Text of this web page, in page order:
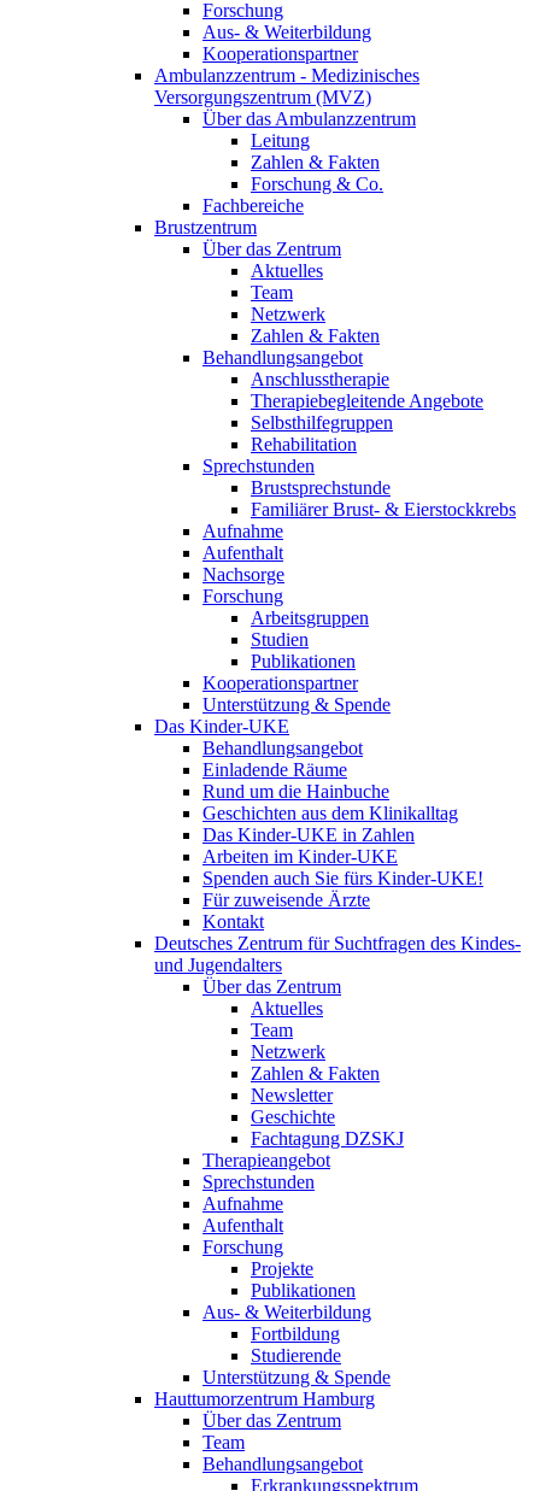
Forschung
Aus- & Weiterbildung
Kooperationspartner
Ambulanzzentrum - Medizinisches
Versorgungszentrum (MVZ)
Über das Ambulanzzentrum
Leitung
Zahlen & Fakten
Forschung & Co.
Fachbereiche
Brustzentrum
Über das Zentrum
Aktuelles
Team
Netzwerk
Zahlen & Fakten
Behandlungsangebot
Anschlusstherapie
Therapiebegleitende Angebote
Selbsthilfegruppen
Rehabilitation
Sprechstunden
Brustsprechstunde
Familiärer Brust- & Eierstockkrebs
Aufnahme
Aufenthalt
Nachsorge
Forschung
Arbeitsgruppen
Studien
Publikationen
Kooperationspartner
Unterstützung & Spende
Das Kinder-UKE
Behandlungsangebot
Einladende Räume
Rund um die Hainbuche
Geschichten aus dem Klinikalltag
Das Kinder-UKE in Zahlen
Arbeiten im Kinder-UKE
Spenden auch Sie fürs Kinder-UKE!
Für zuweisende Ärzte
Kontakt
Deutsches Zentrum für Suchtfragen des Kindes-
und Jugendalters
Über das Zentrum
Aktuelles
Team
Netzwerk
Zahlen & Fakten
Newsletter
Geschichte
Fachtagung DZSKJ
Therapieangebot
Sprechstunden
Aufnahme
Aufenthalt
Forschung
Projekte
Publikationen
Aus- & Weiterbildung
Fortbildung
Studierende
Unterstützung & Spende
Hauttumorzentrum Hamburg
Über das Zentrum
Team
Behandlungsangebot
Erkrankungsspektrum